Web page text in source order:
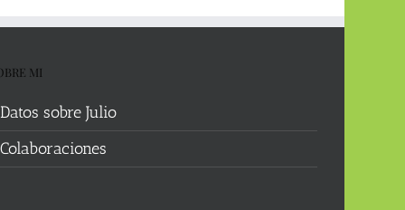
MI
Datos sobre Julio
Colaboraciones